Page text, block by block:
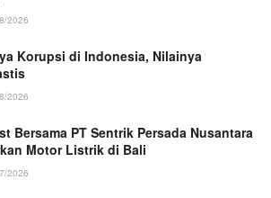
2026
Korupsi di Indonesia, Nilainya
2026
Bersama PT Sentrik Persada Nusantara
Motor Listrik di Bali
2026